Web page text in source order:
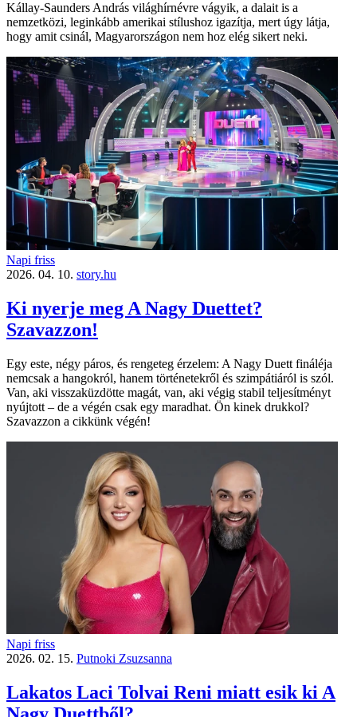
Kállay-Saunders András világhírnévre vágyik, a dalait is a
nemzetközi, leginkább amerikai stílushoz igazítja, mert úgy látja,
hogy amit csinál, Magyarországon nem hoz elég sikert neki.
Napi friss
2026. 04. 10. story.hu
Ki nyerje meg A Nagy Duettet?
Szavazzon!
Egy este, négy páros, és rengeteg érzelem: A Nagy Duett fináléja
nemcsak a hangokról, hanem történetekről és szimpátiáról is szól.
Van, aki visszaküzdötte magát, van, aki végig stabil teljesítményt
nyújtott – de a végén csak egy maradhat. Ön kinek drukkol?
Szavazzon a cikkünk végén!
Napi friss
2026. 02. 15. Putnoki Zsuzsanna
Lakatos Laci Tolvai Reni miatt esik ki A